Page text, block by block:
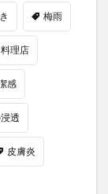
梅雨
理店
感
透
皮膚炎